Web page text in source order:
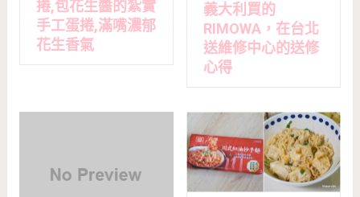
捲,包花生醬的紮實
手工蛋捲,滿嘴濃郁
花生香氣
義大利買的
RIMOWA，在台北
送維修中心的送修
心得